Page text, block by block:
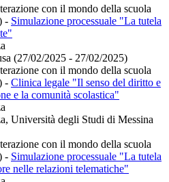
con il mondo della scuola
- Simulazione processuale "La tutela
(27/02/2025 - 27/02/2025)
con il mondo della scuola
- Clinica legale "Il senso del diritto e
e la comunità scolastica"
Università degli Studi di Messina
con il mondo della scuola
- Simulazione processuale "La tutela
nelle relazioni telematiche"